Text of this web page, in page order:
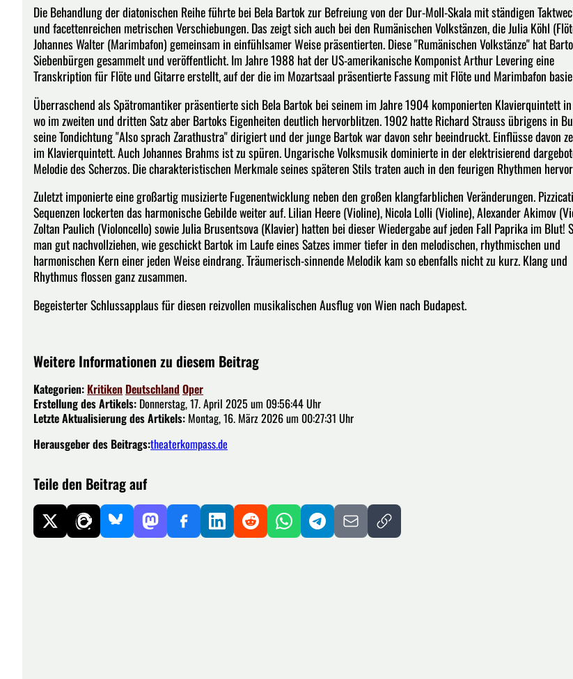
Die Behandlung der diatonischen Reihe führte bei Bela Bartok zur Befreiung von der Dur-Moll-Skala mit ständigen
und facettenreichen metrischen Verschiebungen. Das zeigt sich auch bei den Rumänischen Volkstänzen, die Julia Köhl
Johannes Walter (Marimbafon) gemeinsam in einfühlsamer Weise präsentierten. Diese "Rumänischen Volkstänze" hat
Siebenbürgen gesammelt und veröffentlicht. Im Jahre 1988 hat der US-amerikanische Komponist Arthur Levering eine
Transkription für Flöte und Gitarre erstellt, auf der die im Mozartsaal präsentierte Fassung mit Flöte und Marimbafon
Überraschend als Spätromantiker präsentierte sich Bela Bartok bei seinem im Jahre 1904 komponierten Klavierquintett
wo im zweiten und dritten Satz aber Bartoks Eigenheiten deutlich hervorblitzen. 1902 hatte Richard Strauss übrigens in
seine Tondichtung "Also sprach Zarathustra" dirigiert und der junge Bartok war davon sehr beeindruckt. Einflüsse davon
im Klavierquintett. Auch Johannes Brahms ist zu spüren. Ungarische Volksmusik dominierte in der elektrisierend
Melodie des Scherzos. Die charakteristischen Merkmale seines späteren Stils traten auch in den feurigen Rhythmen
Zuletzt imponierte eine großartig musizierte Fugenentwicklung neben den großen klangfarblichen Veränderungen.
Sequenzen lockerten das harmonische Gebilde weiter auf. Lilian Heere (Violine), Nicola Lolli (Violine), Alexander Akimov
Zoltan Paulich (Violoncello) sowie Julia Brusentsova (Klavier) hatten bei dieser Wiedergabe auf jeden Fall Paprika im Blut!
man gut nachvollziehen, wie geschickt Bartok im Laufe eines Satzes immer tiefer in den melodischen, rhythmischen und
harmonischen Kern einer jeden Weise eindrang. Träumerisch-sinnende Melodik kam so ebenfalls nicht zu kurz. Klang und
Rhythmus flossen ganz zusammen.
Begeisterter Schlussapplaus für diesen reizvollen musikalischen Ausflug von Wien nach Budapest.
Weitere Informationen zu diesem Beitrag
Kategorien: Kritiken Deutschland Oper
Erstellung des Artikels: Donnerstag, 17. April 2025 um 09:56:44 Uhr
Letzte Aktualisierung des Artikels: Montag, 16. März 2026 um 00:27:31 Uhr
Herausgeber des Beitrags:theaterkompass.de
Teile den Beitrag auf